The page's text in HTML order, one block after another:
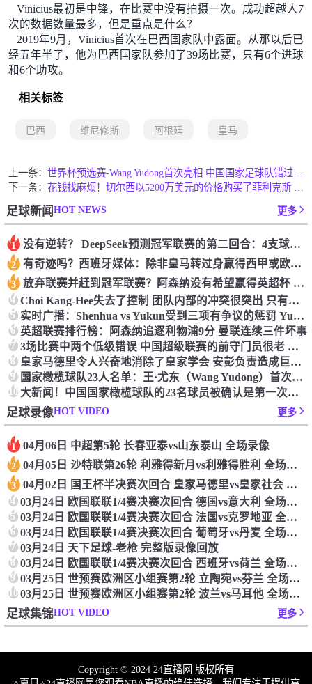
Vinicius最初是中锋，在比赛中没有拍摄一次。成功超越人7
次的数据数量最多，但是重点是什么？
2019年9月，Vinicius首次在巴西国家队中露面。从那以后已
经五年半了，他为巴西国家队参加了39场比赛，只有6个进球
和6个助攻。
相关标签
巴西 维尼修斯 阿根廷 皇马
上一条：
世界杯预选赛-Wang Yudong首次亮相 中国国家足球队错过了世界杯0-2
下一条：
足球新闻HOT NEWS 更多
1 没有逆转？ DeepSeek预测冠军联赛的第二回合：4支球队在第一回合中获胜 枪手输了
2 有奇迹吗？西班牙媒体：除非皇马转过身赢得西甲或欧洲冠军
3 放弃联赛并赶到冠军联赛？阿森纳没有希望赢得英超杯 赢得欧洲冠军的可能性
4 Choi Kang-Hee失去了控制 团队内部的冲突很突出 只有一个人可以从水火中拯救崔孔
5 实时广播：Shenhua vs Yukun受到三项有争议的惩罚 Yukun将向中国足球联合会提出投诉
6 英超联赛排行榜：阿森纳追逐利物浦9分 曼联连续三件坏事
7 3场比赛中两个低级错误 中国超级联赛的前守门员很老 是时候让位了 最好的继任者出现
8 皇家马德里令人兴奋地消除了皇家学会 安彭负责造成巨大的灾难！
9 国家橄榄球队23人名单：王·尤东（Wang Yudong）首次被选为第11名 塞吉尼奥（Serginho）在名单上
10 大新闻！中国国家橄榄球队的23名球员被确认是第一次进入阵容
足球录像HOT VIDEO 更多
1 04月06日 中超第5轮 长春亚泰vs山东泰山 全场录像
2 04月05日 沙特联第26轮 利雅得新月vs利雅得胜利 全场录像
3 04月02日 国王杯半决赛次回合 皇家马德里vs皇家社会 全场录像
4 03月24日 欧国联联1/4赛决赛次回合 德国vs意大利 全场录像回放
5 03月24日 欧国联联1/4赛决赛次回合 法国vs克罗地亚 全场录像回放
6 03月24日 欧国联联1/4赛决赛次回合 葡萄牙vs丹麦 全场录像回放
7 03月24日 天下足球-老枪 完整版录像回放
8 03月24日 欧国联联1/4赛决赛次回合 西班牙vs荷兰 全场录像回放
9 03月25日 世预赛欧洲区小组赛第2轮 立陶宛vs芬兰 全场录像回放
10 03月25日 世预赛欧洲区小组赛第2轮 波兰vs马耳他 全场录像回放
足球集锦HOT VIDEO 更多
Copyright © 2024 24直播网 版权所有